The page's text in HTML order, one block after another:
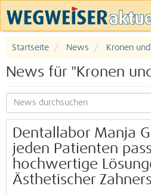
Startseite News Kronen
News für "Kronen
Dentallabor Manja
jeden Patienten
hochwertige
Ästhetischer